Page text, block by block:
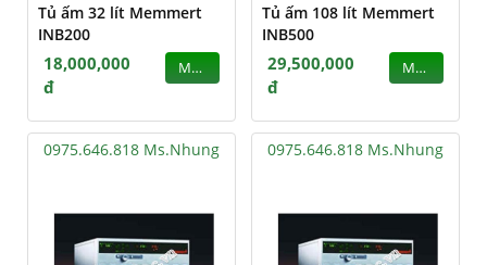
Tủ ấm 32 lít Memmert
INB200
18,000,000
đ
MUA
Tủ ấm 108 lít Memmert
INB500
29,500,000
đ
MUA
0975.646.818 Ms.Nhung 0975.646.818 Ms.Nhung